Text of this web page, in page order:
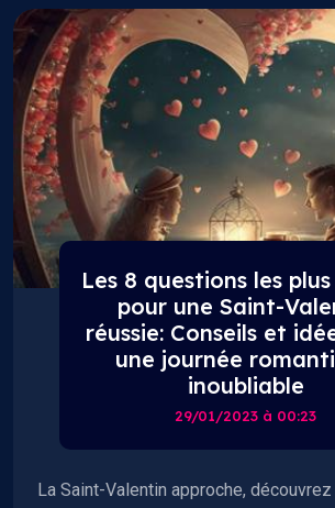
Les 8 questions les
pour une Saint-
réussie: Conseils et
une journée
inoubliable
29/01/2023 à 00:23
La Saint-Valentin approche,